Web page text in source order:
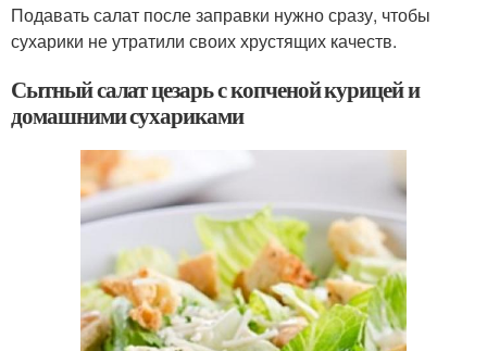
Подавать салат после заправки нужно сразу, чтобы
сухарики не утратили своих хрустящих качеств.
Сытный салат цезарь с копченой курицей и
домашними сухариками